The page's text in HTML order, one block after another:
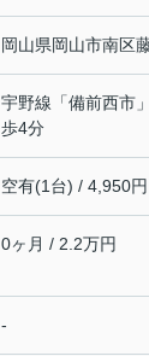
岡山県岡山市南区
宇野線 「備前西市
歩4分
空有(1台) / 4,950
0ヶ月 / 2.2万円
-